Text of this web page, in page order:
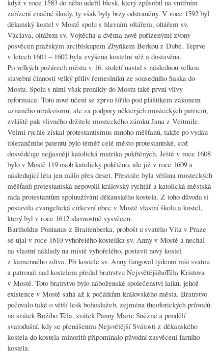
když v roce 1583 do něho udeřil blesk, který způsobil na vnitřním
zařízení značné škody, ty však byly brzy odstraněny. V roce 1592 byl
děkanský kostel v Mostě spolu s hlavním oltářem, oltářem sv.
Václava, oltářem sv. Vojtěcha a dvěma nově pořízenými zvony
posvěcen pražským arcibiskupem Zbyňkem Berkou z Dubé. Teprve
v letech 1601 – 1602 byla zvýšena kostelní věž a dostavěna.
Po velkých požárech města v 16. století nastal s následnou velkou
stavební činností velký příliv řemeslníků ze sousedního Saska do
Mostu. Spolu s nimi však pronikly do Mostu také první vlivy
reformace. Toto nové učení se zprvu šířilo pod pláštíkem zákonem
uznaného utrakvismu, ale za podpory některých mosteckých patriciů,
zvláště pak vlivného držitele mosteckého zámku Jana z Veitmile.
Velmi rychle získal protestantismus mnoho měšťanů, takže po vydán
tolerančního patentu bylo téměř celé město protestantské, což
dosvědčuje nejjasněji katolická matrika pokřtěných. Ještě v roce 1608
bylo v Mostě 119 osob katolicky pokřtěno, ale již v roce 1609 a
následující léta jen málo přes deset. Přestože byla většina mosteckých
měšťanů protestantská nepovolil královský rychtář a katolická městská
rada protestantům spoluužívání děkanského kostela. Z toho důvodu si
postavila evangelická církevní obec v Mostě vlastní školu a kostel,
který byl v roce 1612 slavnostně vysvěcen.
Bartholdus Pontanus z Braitenberka, probošt u svatého Víta v Praze
se ujal v roce 1610 vyhořelého kostelíka sv. Anny v Mostě a nechal
na vlastní náklady na místě vyhořelého, postavit nový kostel
z kamenného zdiva. Při kostele sv. Anny fungoval týdenní mši svatou
a patronát nad kostelem předal bratrstvu NejsvětějšíhoTěla Kristova
v Mostě. Toto bratrstvo bylo náboženské společenství laiků, jehož
existence v Mostě sahá až k počátkům královského města. Bratrstvo
pečovalo také o větší lesk bohoslužeb, zejména theoforických průvodů
na svátek Božího Těla, svátek Panny Marie Sněžné a pondělí
svatodušní, kdy se přenášením Nejsvětější Svátosti z děkanského
kostela do kostela minoritů připomínalo původní zasvěcení farního
kostela.